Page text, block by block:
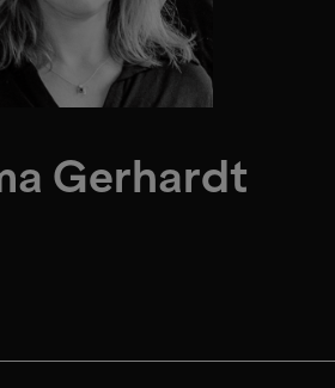
Gerhardt